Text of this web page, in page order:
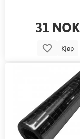
31 NOK
Kjøp